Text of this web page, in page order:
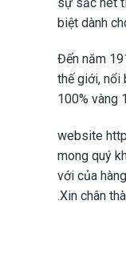
biệt dành
Đến năm
thế giới, nổi
100% vàng
website
mong quý
với của
.Xin chân